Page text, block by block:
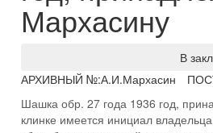
Мархасину
В
АРХИВНЫЙ №:А.И.Мархасин
Шашка обр. 27 года 1936 год,
клинке имеется инициал